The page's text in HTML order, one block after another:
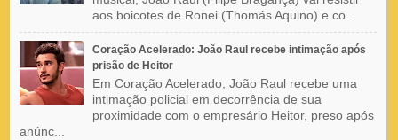
aos boicotes de Ronei (Thomás Aquino) e co...
Coração Acelerado: João Raul recebe intimação após
prisão de Heitor
Em Coração Acelerado, João Raul recebe uma
intimação policial em decorrência de sua
proximidade com o empresário Heitor, preso após
anúnc...